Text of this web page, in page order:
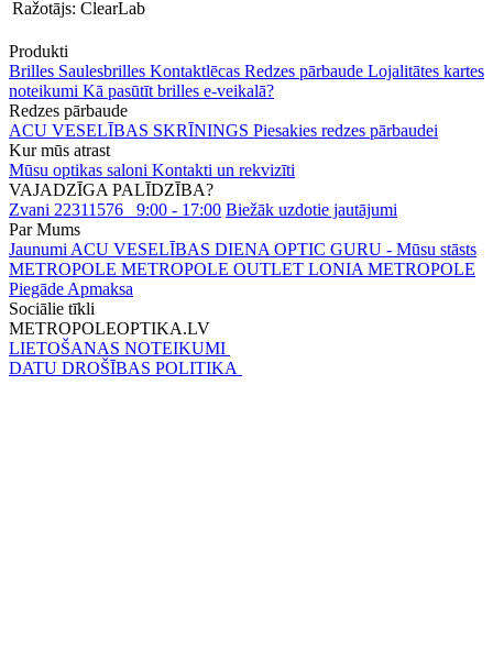
Ražotājs: ClearLab
Produkti
Brilles Saulesbrilles Kontaktlēcas Redzes pārbaude Lojalitātes kartes
noteikumi Kā pasūtīt brilles e-veikalā?
Redzes pārbaude
ACU VESELĪBAS SKRĪNINGS Piesakies redzes pārbaudei
Kur mūs atrast
Mūsu optikas saloni Kontakti un rekvizīti
VAJADZĪGA PALĪDZĪBA?
Zvani 22311576 9:00 - 17:00 Biežāk uzdotie jautājumi
Par Mums
JaunumiACU VESELĪBAS DIENAOPTIC GURU - Mūsu stāsts
METROPOLE METROPOLE OUTLET LONIA METROPOLE
PiegādeApmaksa
Sociālie tīkli
METROPOLEOPTIKA.LV
LIETOŠANAS NOTEIKUMI
DATU DROŠĪBAS POLITIKA